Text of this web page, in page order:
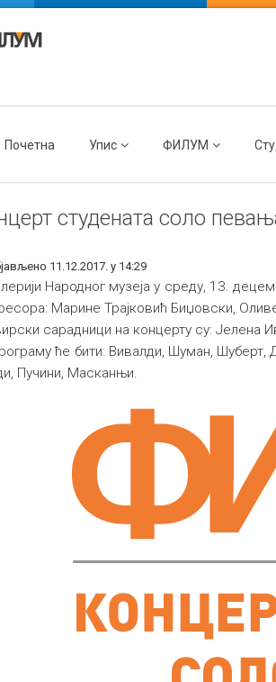
Почетна Упис ФИЛУМ
студената соло
11.12.2017. у 14:29
Народног музеја у среду, 13.
Марине Трајковић Биџовски,
сарадници на концерту су:
ће бити: Вивалди, Шуман,
Пучини, Масканњи.